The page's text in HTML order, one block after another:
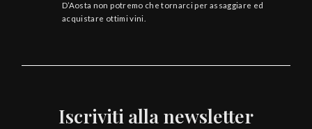
D’Aosta non potremo che tornarci per assaggiare ed
acquistare ottimi vini.
Iscriviti alla newsletter